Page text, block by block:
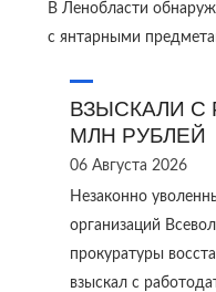
В Ленобласти
с янтарными
ВЗЫСКАЛИ С
МЛН РУБЛЕЙ
06 Августа 2026
Незаконно
организаций
прокуратуры
взыскал с